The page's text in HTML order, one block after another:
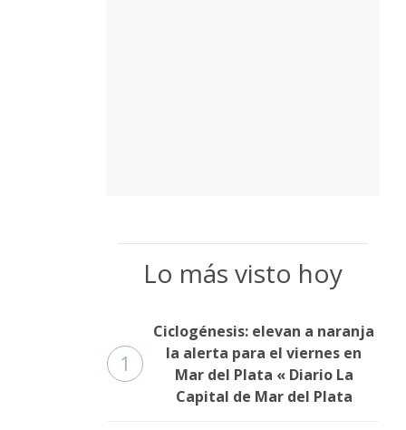
Lo más visto hoy
1
Ciclogénesis: elevan a naranja
la alerta para el viernes en
Mar del Plata « Diario La
Capital de Mar del Plata